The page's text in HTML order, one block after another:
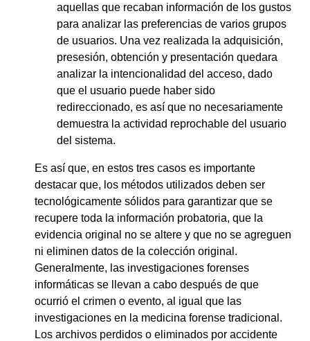
aquellas que recaban información de los gustos
para analizar las preferencias de varios grupos
de usuarios. Una vez realizada la adquisición,
presesión, obtención y presentación quedara
analizar la intencionalidad del acceso, dado
que el usuario puede haber sido
redireccionado, es así que no necesariamente
demuestra la actividad reprochable del usuario
del sistema.
Es así que, en estos tres casos es importante
destacar que, los métodos utilizados deben ser
tecnológicamente sólidos para garantizar que se
recupere toda la información probatoria, que la
evidencia original no se altere y que no se agreguen
ni eliminen datos de la colección original.
Generalmente, las investigaciones forenses
informáticas se llevan a cabo después de que
ocurrió el crimen o evento, al igual que las
investigaciones en la medicina forense tradicional.
Los archivos perdidos o eliminados por accidente